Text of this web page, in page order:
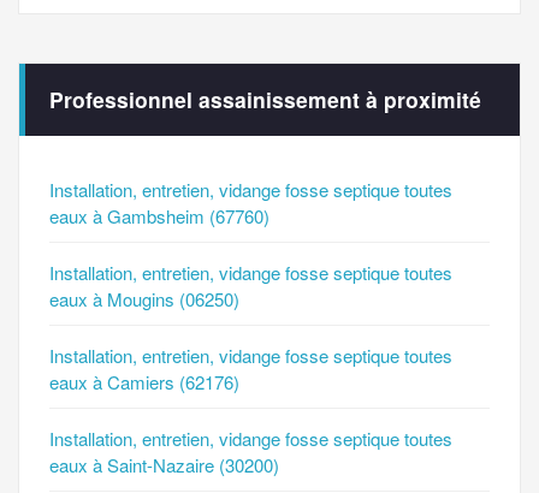
Professionnel assainissement à proximité
Installation, entretien, vidange fosse septique toutes
eaux à Gambsheim (67760)
Installation, entretien, vidange fosse septique toutes
eaux à Mougins (06250)
Installation, entretien, vidange fosse septique toutes
eaux à Camiers (62176)
Installation, entretien, vidange fosse septique toutes
eaux à Saint-Nazaire (30200)